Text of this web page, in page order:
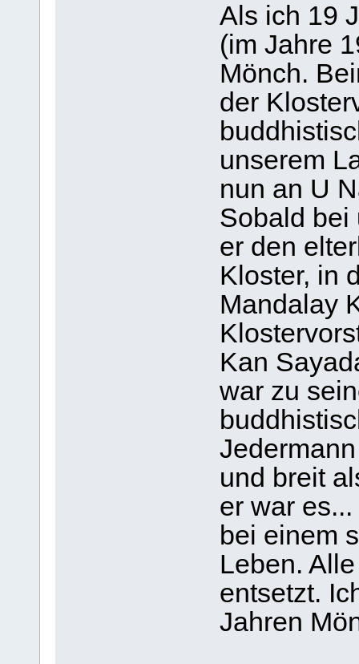
Als ich 19
(im Jahre
Mönch.
der
unserem
nun an U
Sobald bei
er den
Kloster, in
Mandalay
Kan
war zu
und breit
er war
bei einem
Leben.
entsetzt.
Jahren